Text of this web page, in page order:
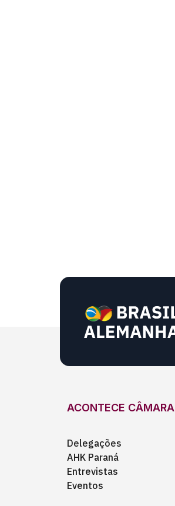
ACONTECE CÂMARA
Delegações
AHK Paraná
Entrevistas
Eventos